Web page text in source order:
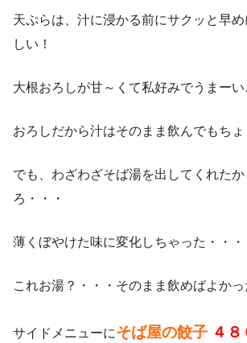
天ぷらは、汁に浸かる前にサクッと早
しい！
大根おろしが甘～くて私好みでうまーい
おろしだから汁はそのまま飲んでもちょ
でも、わざわざそば湯を出してくれた
ろ・・・
薄くぼやけた味に変化しちゃった・・・
これお湯？・・・そのまま飲めばよかっ
サイドメニューにそば屋の餃子 ４８